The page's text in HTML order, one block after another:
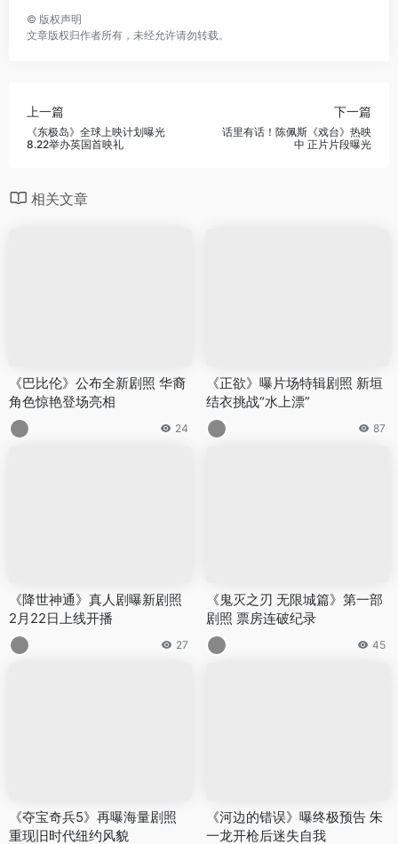
© 版权声明
文章版权归作者所有，未经允许请勿转载。
上一篇
《东极岛》全球上映计划曝光
8.22举办英国首映礼
下一篇
话里有话！陈佩斯《戏台》热映
中 正片片段曝光
相关文章
《巴比伦》公布全新剧照 华裔
角色惊艳登场亮相
24
《正欲》曝片场特辑剧照 新垣
结衣挑战“水上漂”
87
《降世神通》真人剧曝新剧照
2月22日上线开播
27
《鬼灭之刃 无限城篇》第一部
剧照 票房连破纪录
45
《夺宝奇兵5》再曝海量剧照
重现旧时代纽约风貌
《河边的错误》曝终极预告 朱
一龙开枪后迷失自我